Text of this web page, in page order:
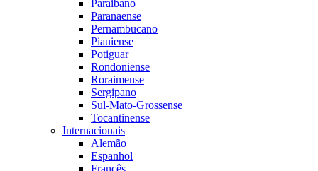
Paraibano
Paranaense
Pernambucano
Piauiense
Potiguar
Rondoniense
Roraimense
Sergipano
Sul-Mato-Grossense
Tocantinense
Internacionais
Alemão
Espanhol
Francês